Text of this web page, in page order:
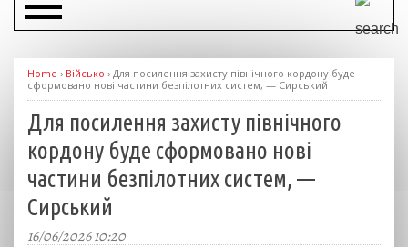
Home › Військо › Для посилення захисту північного кордону буде
сформовано нові частини безпілотних систем, — Сирський
Для посилення захисту північного
кордону буде сформовано нові
частини безпілотних систем, —
Сирський
16/06/2026 10:20